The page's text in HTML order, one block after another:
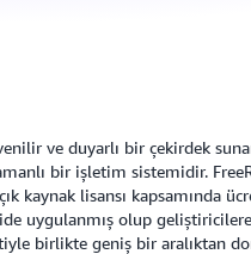
ve duyarlı bir çekirdek
bir işletim sistemidir.
kaynak lisansı kapsamında
uygulanmış olup
birlikte geniş bir aralıktan